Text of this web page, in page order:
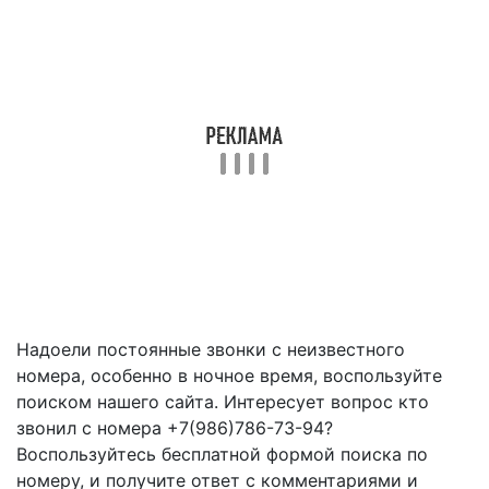
Надоели постоянные звонки с неизвестного
номера, особенно в ночное время, воспользуйте
поиском нашего сайта. Интересует вопрос кто
звонил с номера +7(986)786-73-94?
Воспользуйтесь бесплатной формой поиска по
номеру, и получите ответ с комментариями и